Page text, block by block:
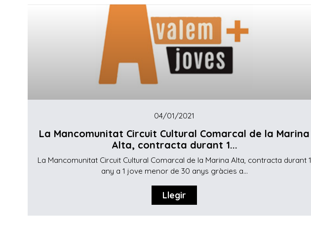
04/01/2021
La Mancomunitat Circuit Cultural Comarcal de la Marina
Alta, contracta durant 1...
La Mancomunitat Circuit Cultural Comarcal de la Marina Alta, contracta durant 1
any a 1 jove menor de 30 anys gràcies a...
Llegir